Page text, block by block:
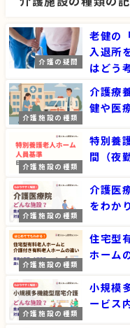
介護の疑問
老健の
入退所
はどう
介護施設の種類
介護療
健や医
介護施設の種類
特別養
間（夜
介護施設の種類
介護医
をわか
介護施設の種類
住宅型
ホーム
介護施設の種類
小規模
ービス